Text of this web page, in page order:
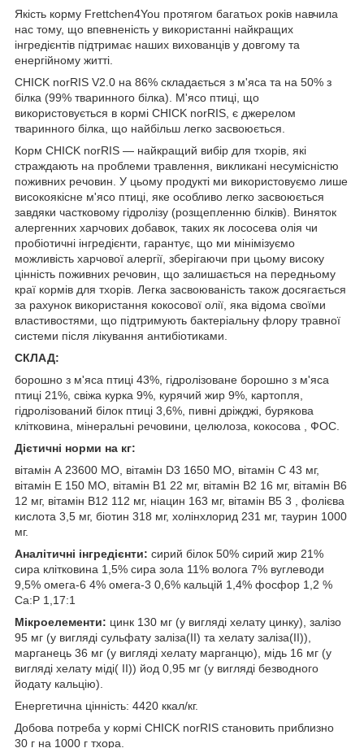
Якість корму Frettchen4You протягом багатьох років навчила
нас тому, що впевненість у використанні найкращих
інгредієнтів підтримає наших вихованців у довгому та
енергійному житті.
CHICK norRIS V2.0 на 86% складається з м'яса та на 50% з
білка (99% тваринного білка). М'ясо птиці, що
використовується в кормі CHICK norRIS, є джерелом
тваринного білка, що найбільш легко засвоюється.
Корм CHICK norRIS — найкращий вибір для тхорів, які
страждають на проблеми травлення, викликані несумісністю
поживних речовин. У цьому продукті ми використовуємо лише
високоякісне м'ясо птиці, яке особливо легко засвоюється
завдяки частковому гідролізу (розщепленню білків). Виняток
алергенних харчових добавок, таких як лососева олія чи
пробіотичні інгредієнти, гарантує, що ми мінімізуємо
можливість харчової алергії, зберігаючи при цьому високу
цінність поживних речовин, що залишається на передньому
краї кормів для тхорів. Легка засвоюваність також досягається
за рахунок використання кокосової олії, яка відома своїми
властивостями, що підтримують бактеріальну флору травної
системи після лікування антибіотиками.
СКЛАД:
борошно з м'яса птиці 43%, гідролізоване борошно з м'яса
птиці 21%, свіжа курка 9%, курячий жир 9%, картопля,
гідролізований білок птиці 3,6%, пивні дріжджі, бурякова
клітковина, мінеральні речовини, целюлоза, кокосова , ФОС.
Дієтичні норми на кг:
вітамін А 23600 МО, вітамін D3 1650 МО, вітамін С 43 мг,
вітамін Е 150 МО, вітамін В1 22 мг, вітамін В2 16 мг, вітамін В6
12 мг, вітамін В12 112 мг, ніацин 163 мг, вітамін В5 3 , фолієва
кислота 3,5 мг, біотин 318 мг, холінхлорид 231 мг, таурин 1000
мг.
Аналітичні інгредієнти: сирий білок 50% сирий жир 21%
сира клітковина 1,5% сира зола 11% волога 7% вуглеводи
9,5% омега-6 4% омега-3 0,6% кальцій 1,4% фосфор 1,2 %
Ca:P 1,17:1
Мікроелементи: цинк 130 мг (у вигляді хелату цинку), залізо
95 мг (у вигляді сульфату заліза(II) та хелату заліза(II)),
марганець 36 мг (у вигляді хелату марганцю), мідь 16 мг (у
вигляді хелату міді( II)) йод 0,95 мг (у вигляді безводного
йодату кальцію).
Енергетична цінність: 4420 ккал/кг.
Добова потреба у кормі CHICK norRIS становить приблизно
30 г на 1000 г тхора.